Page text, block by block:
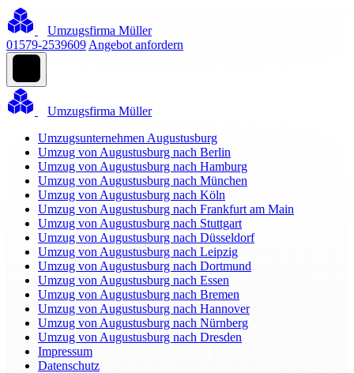
Umzugsfirma Müller
01579-2539609 Angebot anfordern
Umzugsfirma Müller
Umzugsunternehmen Augustusburg
Umzug von Augustusburg nach Berlin
Umzug von Augustusburg nach Hamburg
Umzug von Augustusburg nach München
Umzug von Augustusburg nach Köln
Umzug von Augustusburg nach Frankfurt am Main
Umzug von Augustusburg nach Stuttgart
Umzug von Augustusburg nach Düsseldorf
Umzug von Augustusburg nach Leipzig
Umzug von Augustusburg nach Dortmund
Umzug von Augustusburg nach Essen
Umzug von Augustusburg nach Bremen
Umzug von Augustusburg nach Hannover
Umzug von Augustusburg nach Nürnberg
Umzug von Augustusburg nach Dresden
Impressum
Datenschutz